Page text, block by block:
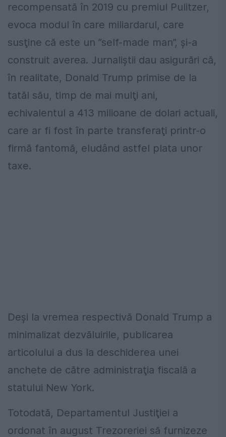
recompensată în 2019 cu premiul Pulitzer,
evoca modul în care miliardarul, care
susţine că este un ”self-made man”, şi-a
construit averea. Jurnaliştii dau asigurări că,
în realitate, Donald Trump primise de la
tatăl său, timp de mai mulţi ani,
echivalentul a 413 milioane de dolari actuali,
care ar fi fost în parte transferaţi printr-o
firmă fantomă, eludând astfel plata unor
taxe.
Deşi la vremea respectivă Donald Trump a
minimalizat dezvăluirile, publicarea
articolului a dus la deschiderea unei
anchete de către administraţia fiscală a
statului New York.
Totodată, Departamentul Justiţiei a
ordonat în august Trezoreriei să furnizeze